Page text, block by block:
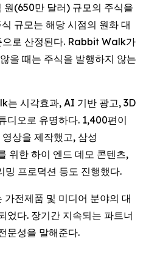
원(650만 달러) 규모의 주식을
규모는 해당 시점의 원화 대
으로 산정된다. Rabbit Walk가
을 때는 주식을 발행하지 않는
시각효과, AI 기반 광고, 3D
디오로 유명하다. 1,400편이
상을 제작했고, 삼성
위한 하이 엔드 데모 콘텐츠,
프로덕션 등도 진행했다.
전제품 및 미디어 분야의 대
었다. 장기간 지속되는 파트너
문성을 말해준다.